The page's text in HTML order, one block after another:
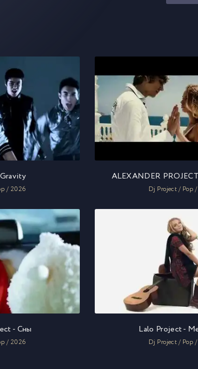
/ 2026
ALEXANDER
Dj Project / Pop
- Сны
/ 2026
Lalo Project -
Dj Project / Pop